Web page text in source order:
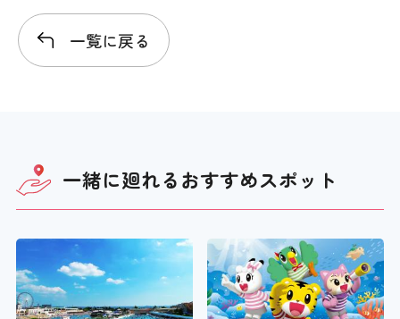
一覧に戻る
一緒に廻れるおすすめスポット